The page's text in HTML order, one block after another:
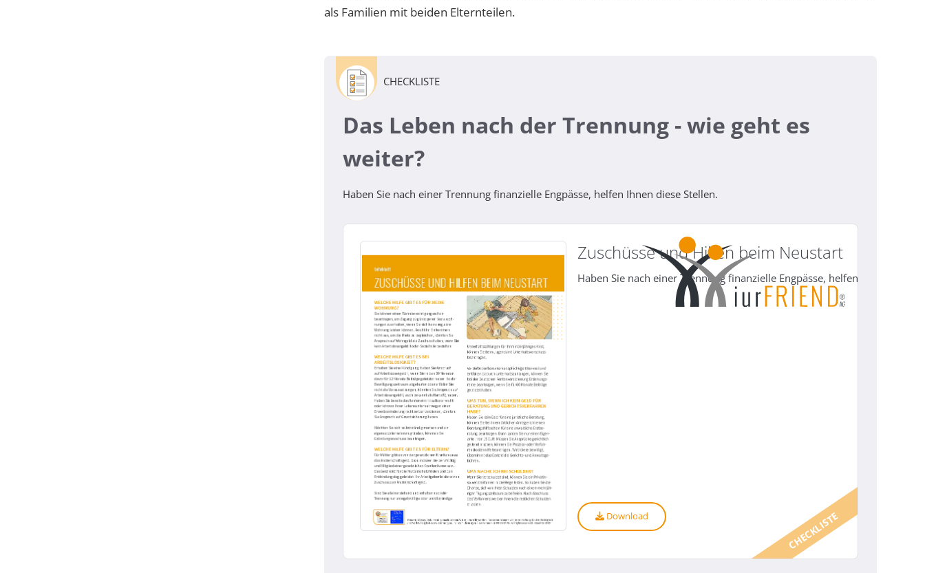
als Familien mit beiden Elternteilen.
CHECKLISTE
Das Leben nach der Trennung - wie geht es
weiter?
Haben Sie nach einer Trennung finanzielle Engpässe, helfen Ihnen diese Stellen.
CHECKLISTE
Zuschüsse und Hilfen beim Neustart
Haben Sie nach einer Trennung finanzielle Engpässe, helfen Ihnen diese
Download